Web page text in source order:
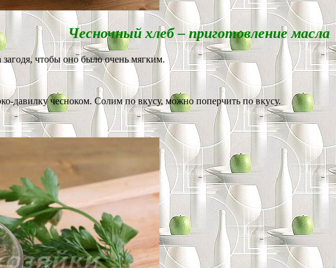
Чесночный хлеб – приготовление масла
чтобы оно было очень мягким.
давилку чесноком. Солим по вкусу, можно поперчить по вкусу.